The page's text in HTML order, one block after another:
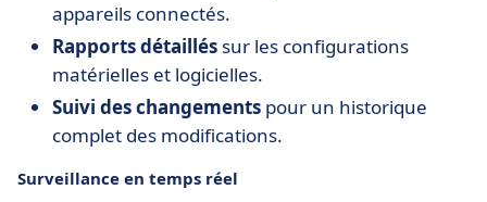
appareils connectés.
Rapports détaillés sur les configurations
matérielles et logicielles.
Suivi des changements pour un historique
complet des modifications.
Surveillance en temps réel